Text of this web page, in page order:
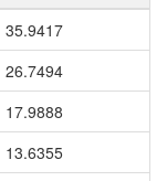
35.9417
26.7494
17.9888
13.6355